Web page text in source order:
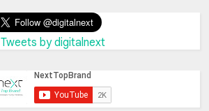
Tweets by digitalnext